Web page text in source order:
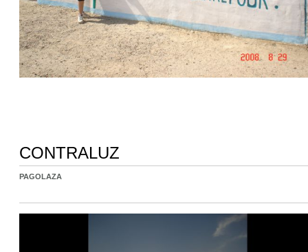
CONTRALUZ
PAGOLAZA